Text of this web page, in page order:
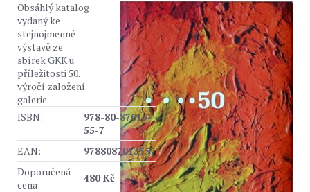
Obsáhlý katalog
vydaný ke
stejnojmenné
výstavě ze
sbírek GKK u
příležitosti 50.
výročí založení
galerie.
ISBN:
978-80-87013-
55-7
EAN:
9788087013557
Doporučená
cena:
480 Kč